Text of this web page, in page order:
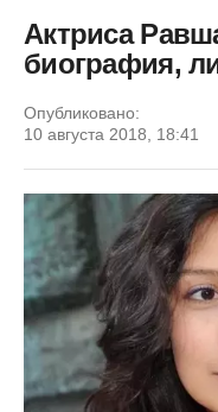
Актриса
биография,
Опубликовано:
10 августа 2018, 18:41